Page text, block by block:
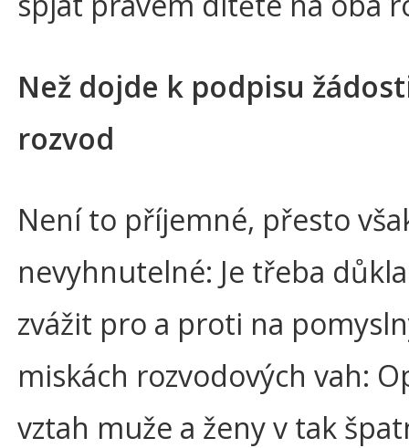
Než dojde k podpisu
rozvod
Není to příjemné, přesto
nevyhnutelné: Je třeba
zvážit pro a proti na
miskách rozvodových vah:
vztah muže a ženy v tak